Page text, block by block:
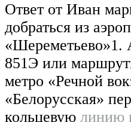
Ответ от Иван
добраться из
«Шереметьево»1.
851Э или
метро «Речной
«Белорусская»
кольцевую линию